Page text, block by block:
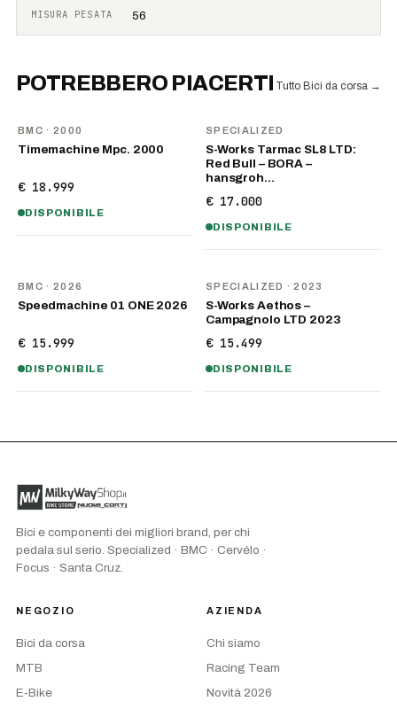
MISURA PESATA 56
POTREBBERO PIACERTI Tutto Bici da corsa →
BMC · 2000
Timemachine Mpc. 2000
€ 18.999
DISPONIBILE
SPECIALIZED
S-Works Tarmac SL8 LTD:
Red Bull – BORA –
hansgroh…
€ 17.000
DISPONIBILE
BMC · 2026
Speedmachine 01 ONE 2026
€ 15.999
DISPONIBILE
SPECIALIZED · 2023
S-Works Aethos –
Campagnolo LTD 2023
€ 15.499
DISPONIBILE
Bici e componenti dei migliori brand, per chi
pedala sul serio. Specialized · BMC · Cervélo ·
Focus · Santa Cruz.
NEGOZIO
Bici da corsa
MTB
E-Bike
AZIENDA
Chi siamo
Racing Team
Novità 2026